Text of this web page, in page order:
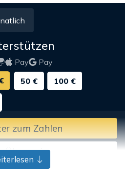
Pay
Pay
50 € 100 €
zum Zahlen
Überweisung